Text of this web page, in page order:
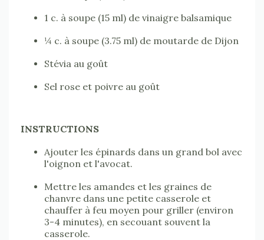
1 c. à soupe (15 ml) de vinaigre balsamique
¼ c. à soupe (3.75 ml) de moutarde de Dijon
Stévia au goût
Sel rose et poivre au goût
INSTRUCTIONS
Ajouter les épinards dans un grand bol avec
l'oignon et l'avocat.
Mettre les amandes et les graines de
chanvre dans une petite casserole et
chauffer à feu moyen pour griller (environ
3-4 minutes), en secouant souvent la
casserole.